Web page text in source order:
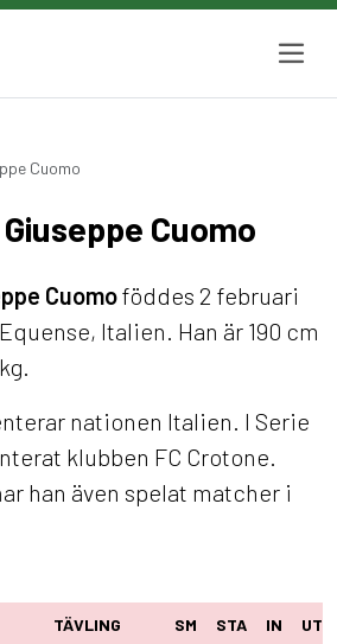
Cuomo
Cuomo
Cuomoföddes 2 februari
Italien. Han är 190 cm
nationen Italien. I Serie
klubben FC Crotone.
han även spelat matcher i
TÄVLING SM STA IN UT